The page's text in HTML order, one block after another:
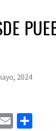
2024
Email